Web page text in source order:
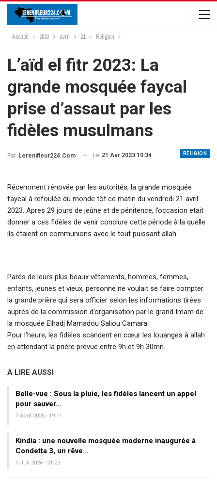
Accueil 2023 avril 21 Religion
L’aïd el fitr 2023: La
grande mosquée faycal
prise d’assaut par les
fidèles musulmans
RELIGION
Par Lerenifleur224.com Le 21 Avr 2023 10:34
Récemment rénovée par les autorités, la grande mosquée
faycal à refoulée du monde tôt ce matin du vendredi 21 avril
2023. Apres 29 jours de jeûne et de pénitence, l’occasion etait
donner a ces fidèles de venir conclure cette période à la quelle
ils étaient en communions avec le tout puissant allah.
Parés de leurs plus beaux vêtements, hommes, femmes,
enfants, jeunes et vieux, personne ne voulait se faire compter
la grande prière qui sera officier selon les informations tirées
auprès de la commission d’organisation par le grand Imam de
la mosquée Elhadj Mamadou Saliou Camara.
Pour l’heure, les fidèles scandent en cœur les louanges à allah
en attendant la prière prévue entre 9h et 9h 30mn.
A LIRE AUSSI
Belle-vue : Sous la pluie, les fidèles lancent un appel
pour sauver…
7 Août 2026 - 19:11
Kindia : une nouvelle mosquée moderne inaugurée à
Condetta 3, un rêve…
3 Juil 2026 - 21:23